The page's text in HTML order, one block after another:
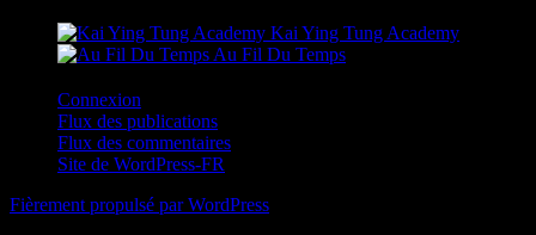
Kai Ying Tung Academy
Au Fil Du Temps
Connexion
Flux des publications
Flux des commentaires
Site de WordPress-FR
Fièrement propulsé par WordPress